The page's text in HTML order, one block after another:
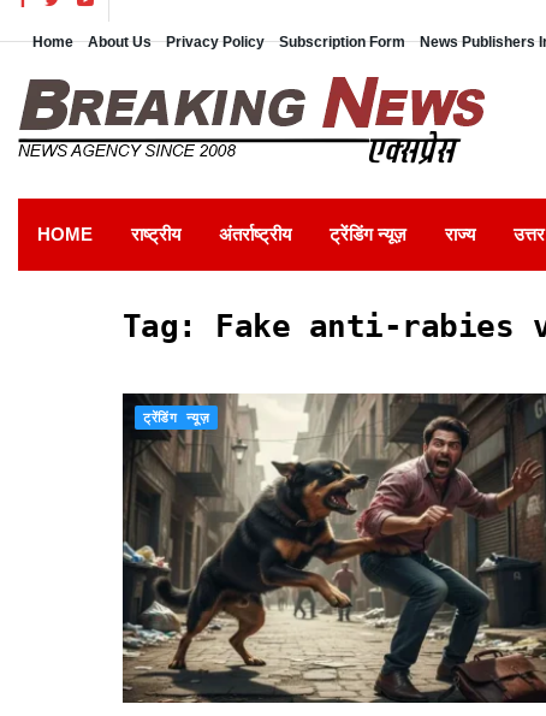
Home About Us Privacy Policy Subscription Form News Publishers
HOME राष्ट्रीय अंतर्राष्ट्रीय ट्रेंडिंग न्यूज़ राज्य
Tag: Fake anti-rabies
ट्रेंडिंग न्यूज़